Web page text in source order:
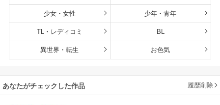
少女・女性 少年・青年
TL・レディコミ BL
異世界・転生 お色気
あなたがチェックした作品 履歴削除